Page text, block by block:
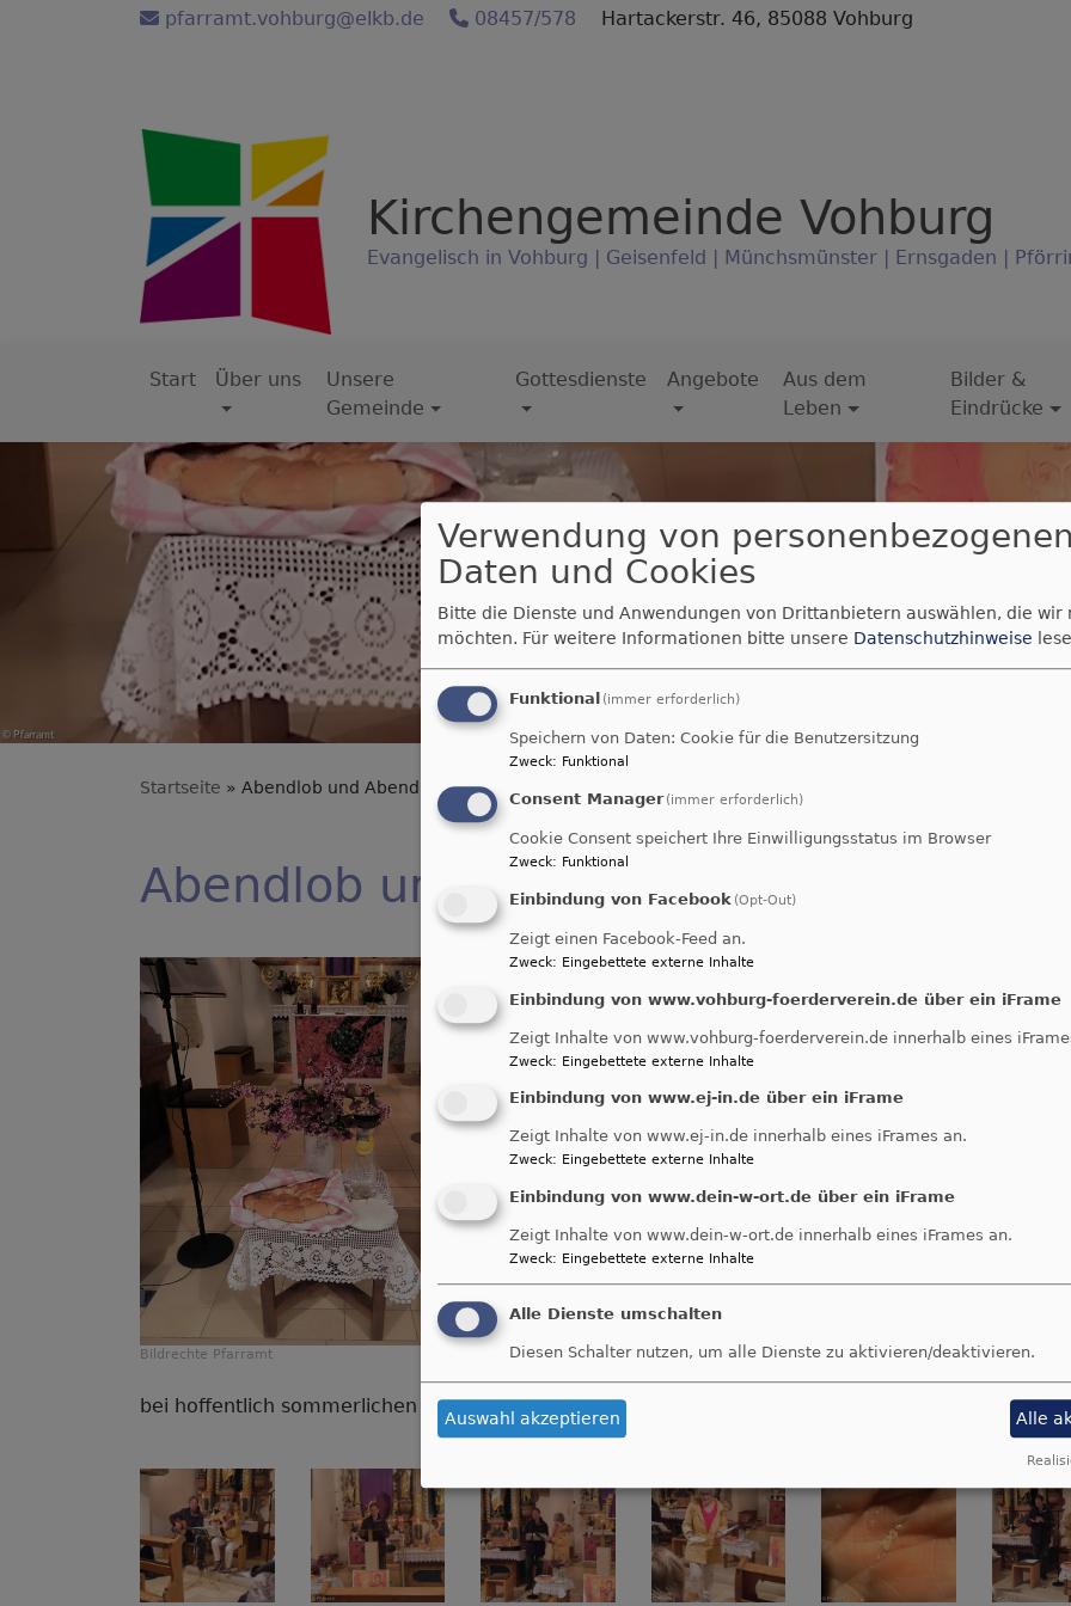
pfarramt.vohburg@elkb.de 08457/578 Hartackerstr. 46, 85088 Vohburg
Kirchengemeinde Vohburg
Evangelisch in Vohburg | Geisenfeld | Münchsmünster | Ernsgaden |
Hauptnavigation
Start Über uns
Unsere
Gemeinde
Gottesdienste Angebote
Aus dem
Leben
Bilder &
Eindrücke
Startseite Abendlob und Abendbrot | Rückblick | 21. März 2024
Abendlob und Abendbrot | Rückblick |
Bildrechte Pfarramt
Ökumenisches Abendlob und
Abendbrot
Salz ist ein wichtiges GRundnahrungsmittel und
"Ihr seid das Salz" - sagt Jesus in der Bergpredigt.
ihre ganz verschiedenen Gedanken zum Mit- und
aktuelle Gebet rundeten das Abendlob ab.
Anschließend wurden wieder alle mitgebrachten
Wer jetzt Lust bekommen hat, dabei zu sein: Das
Donnerstag, 25. Juli, 19 Uhr, in St. Martin Menning.
bei hoffentlich sommerlichen Wetter im Freien im Pfarreigarten (bei Regen im Pfarreiraum).
Verwendung von personenbezogenen
Daten und Cookies
Bitte die Dienste und Anwendungen von Drittanbietern auswählen, die wir
möchten. Für weitere Informationen bitte unsere Datenschutzhinweise
Funktional (immer erforderlich)
Speichern von Daten: Cookie für die Benutzersitzung
Zweck: Funktional
Consent Manager (immer erforderlich)
Cookie Consent speichert Ihre Einwilligungsstatus im Browser
Zweck: Funktional
Einbindung von Facebook (Opt-Out)
Zeigt einen Facebook-Feed an.
Zweck: Eingebettete externe Inhalte
Einbindung von www.vohburg-foerderverein.de über ein iFrame
Zeigt Inhalte von www.vohburg-foerderverein.de innerhalb eines
Zweck: Eingebettete externe Inhalte
Einbindung von www.ej-in.de über ein iFrame
Zeigt Inhalte von www.ej-in.de innerhalb eines iFrames an.
Zweck: Eingebettete externe Inhalte
Einbindung von www.dein-w-ort.de über ein iFrame
Zeigt Inhalte von www.dein-w-ort.de innerhalb eines iFrames an.
Zweck: Eingebettete externe Inhalte
Alle Dienste umschalten
Diesen Schalter nutzen, um alle Dienste zu aktivieren/deaktivieren.
Auswahl akzeptieren Alle